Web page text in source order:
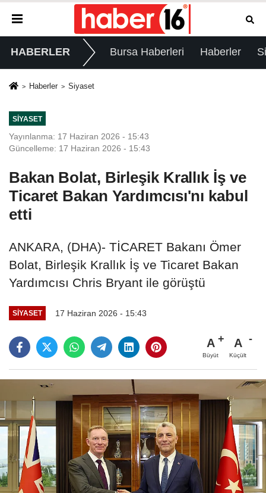
HABERLER Bursa Haberleri Haberler
Haberler Siyaset
SIYASET
Yayınlanma: 17 Haziran 2026 - 15:43
Güncelleme: 17 Haziran 2026 - 15:43
Bakan Bolat, Birleşik Krallık İş ve
Ticaret Bakan Yardımcısı'nı kabul
etti
ANKARA, (DHA)- TİCARET Bakanı Ömer
Bolat, Birleşik Krallık İş ve Ticaret Bakan
Yardımcısı Chris Bryant ile görüştü
SIYASET 17 Haziran 2026 - 15:43
A
Büyüt
A
Küçült